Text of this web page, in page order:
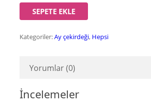
SEPETE EKLE
Kategoriler:Ay çekirdeği, Hepsi
Yorumlar (0)
İncelemeler